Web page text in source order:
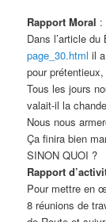
Rapport Moral :
Dans l’article du
page_30.html il
pour
Tous les jours
valait-il la
Nous nous
Ça finira bien
SINON QUOI ?
Rapport
Pour mettre en
8 réunions de